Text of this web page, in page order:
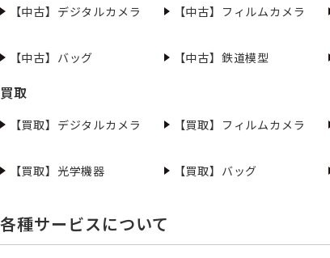
【中古】デジタルカメラ 【中古】フィルムカメラ
【中古】バッグ 【中古】鉄道模型
買取
【買取】デジタルカメラ 【買取】フィルムカメラ
【買取】光学機器
【買取】バッグ
各種サービスについて